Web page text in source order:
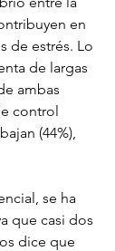
en
de estrés. Lo
de largas
ambas
control
(44%),
se ha
que casi dos
dice que